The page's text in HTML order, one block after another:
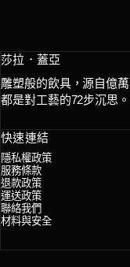
莎拉．蓋亞
雕塑般的飲具，源自億
都是對工藝的72步沉思。
快速連結
隱私權政策
服務條款
退款政策
運送政策
聯絡我們
材料與安全